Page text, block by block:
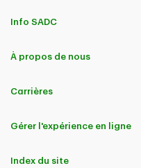
Info SADC
À propos de nous
Carrières
Gérer l'expérience en ligne
Index du site